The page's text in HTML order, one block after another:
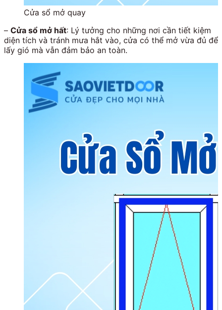
Cửa sổ mở quay
– Cửa sổ mở hất: Lý tưởng cho những nơi cần tiết kiệm
diện tích và tránh mưa hắt vào, cửa có thể mở vừa đủ để
lấy gió mà vẫn đảm bảo an toàn.